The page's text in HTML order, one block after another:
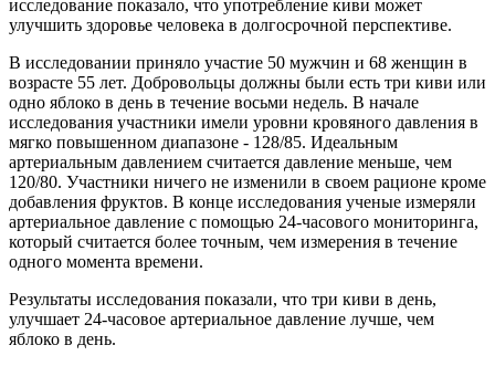
исследование показало, что употребление киви может
улучшить здоровье человека в долгосрочной перспективе.
В исследовании приняло участие 50 мужчин и 68 женщин в
возрасте 55 лет. Добровольцы должны были есть три киви или
одно яблоко в день в течение восьми недель. В начале
исследования участники имели уровни кровяного давления в
мягко повышенном диапазоне - 128/85. Идеальным
артериальным давлением считается давление меньше, чем
120/80. Участники ничего не изменили в своем рационе кроме
добавления фруктов. В конце исследования ученые измеряли
артериальное давление с помощью 24-часового мониторинга,
который считается более точным, чем измерения в течение
одного момента времени.
Результаты исследования показали, что три киви в день,
улучшает 24-часовое артериальное давление лучше, чем
яблоко в день.